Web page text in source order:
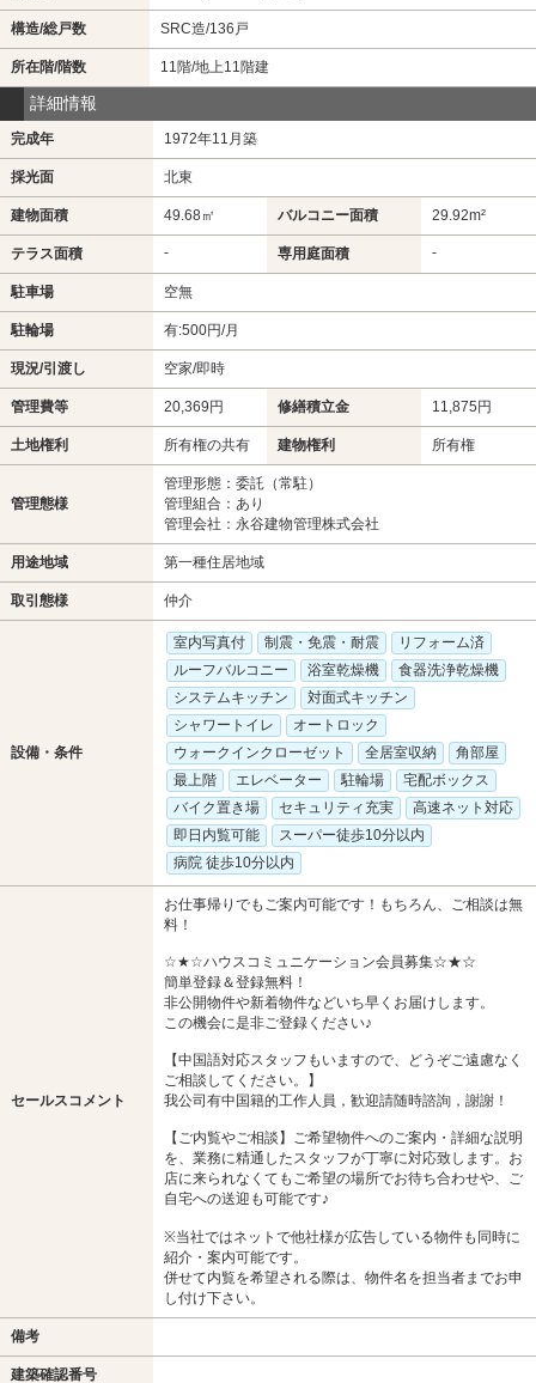
構造/総戸数 SRC造/136戸
所在階/階数 11階/地上11階建
詳細情報
完成年 1972年11月築
採光面 北東
建物面積 49.68㎡ バルコニー面積 29.92m²
テラス面積 - 専用庭面積 -
駐車場 空無
駐輪場 有:500円/月
現況/引渡し 空家/即時
管理費等 20,369円 修繕積立金 11,875円
土地権利 所有権の共有 建物権利 所有権
管理態様
管理形態：委託（常駐）
管理組合：あり
管理会社：永谷建物管理株式会社
用途地域 第一種住居地域
取引態様 仲介
設備・条件
室内写真付 制震・免震・耐震
リフォーム済
ルーフバルコニー
浴室乾燥機
食器洗浄乾燥機
システムキッチン
対面式キッチン
シャワートイレ
オートロック
ウォークインクローゼット
全居室収納
角部屋
最上階
エレベーター 駐輪場
宅配ボックス
バイク置き場
セキュリティ充実
高速ネット対応
即日内覧可能
スーパー徒歩10分以内
病院 徒歩10分以内
セールスコメント
お仕事帰りでもご案内可能です！もちろん、ご相談は無
料！
☆★☆ハウスコミュニケーション会員募集☆★☆
簡単登録＆登録無料！
非公開物件や新着物件などいち早くお届けします。
この機会に是非ご登録ください♪
【中国語対応スタッフもいますので、どうぞご遠慮なく
ご相談してください。】
我公司有中国籍的工作人員，歓迎請随時諮詢，謝謝！
【ご内覧やご相談】ご希望物件へのご案内・詳細な説明
を、業務に精通したスタッフが丁寧に対応致します。お
店に来られなくてもご希望の場所でお待ち合わせや、ご
自宅への送迎も可能です♪
※当社ではネットで他社様が広告している物件も同時に
紹介・案内可能です。
併せて内覧を希望される際は、物件名を担当者までお申
し付け下さい。
備考
建築確認番号